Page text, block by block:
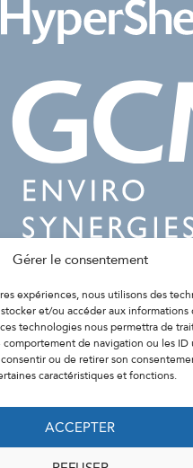
Gérer le consentement
expériences, nous utilisons des
et/ou accéder aux informations
technologies nous permettra de
de navigation ou les ID
ou de retirer son
caractéristiques et fonctions.
ACCEPTER